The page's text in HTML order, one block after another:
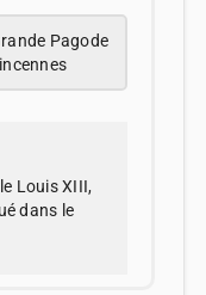
Pagode
Louis XIII,
dans le